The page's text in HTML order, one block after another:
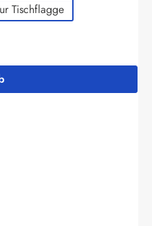
Tischflagge
Wert ein